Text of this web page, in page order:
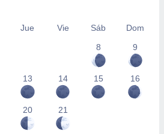
Jue Vie Sáb
Dom
8
9
13 14 15 16
20 21